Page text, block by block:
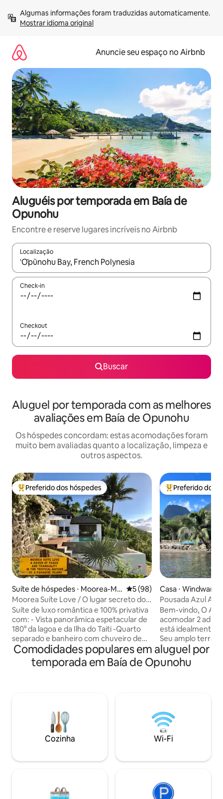
para
Mostrar idioma original
Anuncie seu espaço no Airbnb
Aluguéis por temporada em Baía de
Opunohu
Encontre e reserve lugares incríveis no Airbnb
Localização
Quando os resultados estiverem disponíveis, explore-os
Check-in
Checkout
Buscar
Aluguel por temporada com as melhores
avaliações em Baía de Opunohu
Os hóspedes concordam: estas acomodações foram
muito bem avaliadas quanto a localização, limpeza e
outros aspectos.
Entre os melhores preferidos dos hóspedes
Preferido dos hóspedes
Suíte de hóspedes ⋅ Moorea-Mai
ao
5 de uma avaliação média
5 (98)
Moorea Suíte Love / O lugar secreto dos
amantes
Suíte de luxo romântica e 100% privativa
com: - Vista panorâmica espetacular de
180° da lagoa e da Ilha do Taiti -Quarto
separado e banheiro com chuveiro de
efeito chuva - Grande piscina espelhada
privativa - Banheira de hidromassagem
(com jatos de massagem) ​-
TV, frigobar gratuito, máquina
Nespresso, equipamentos de fitness,
cofre, toalhas, lavanderia,... - Privacidade
total - Um verdadeiro refúgio de paz -
Entre os
Preferido dos
Casa ⋅ Windward
Pousada Azul
Bem-vindo, O
acomodar 2
está idealmente
Seu amplo
magnífica sobre
e dá acesso
de areia cinza:
mesa de jantar,
espreguiçadeiras.
churrasqueira e
Até breve
Comodidades populares em aluguel por
temporada em Baía de Opunohu
Cozinha Wi-Fi